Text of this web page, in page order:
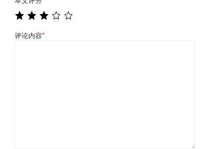
评论内容*